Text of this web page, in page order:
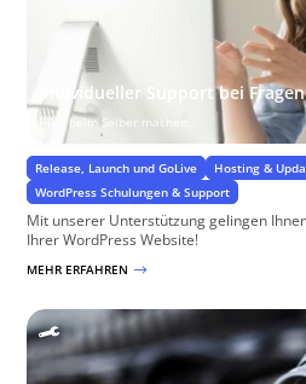
Individueller Support bei
Hilfe beim Selber machen…
Release, Launch und GoLive
Hosting &
WordPress Schulungen & Support
Mit unserer Unterstützung gelingen
Ihrer WordPress Website!
MEHR ERFAHREN $